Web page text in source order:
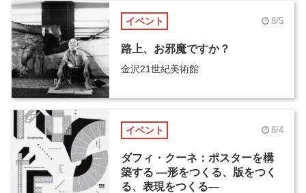
イベント 8/5
路上、お邪魔ですか？
金沢21世紀美術館
イベント 8/4
ダフィ・クーネ：ポスターを構
築する ―形をつくる、版をつく
る、表現をつくる―